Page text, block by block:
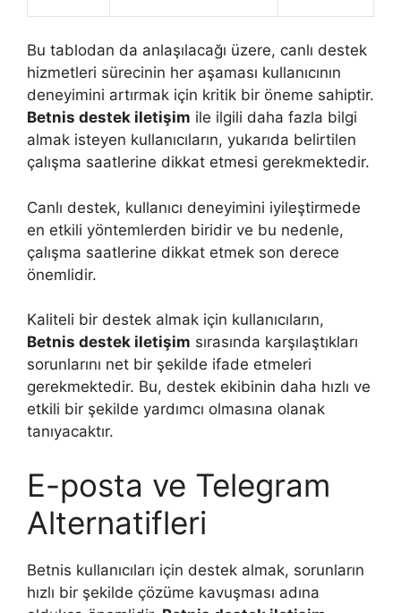
Bu tablodan da anlaşılacağı üzere, canlı destek
hizmetleri sürecinin her aşaması kullanıcının
deneyimini artırmak için kritik bir öneme sahiptir.
Betnis destek iletişim ile ilgili daha fazla bilgi
almak isteyen kullanıcıların, yukarıda belirtilen
çalışma saatlerine dikkat etmesi gerekmektedir.
Canlı destek, kullanıcı deneyimini iyileştirmede
en etkili yöntemlerden biridir ve bu nedenle,
çalışma saatlerine dikkat etmek son derece
önemlidir.
Kaliteli bir destek almak için kullanıcıların,
Betnis destek iletişim sırasında karşılaştıkları
sorunlarını net bir şekilde ifade etmeleri
gerekmektedir. Bu, destek ekibinin daha hızlı ve
etkili bir şekilde yardımcı olmasına olanak
tanıyacaktır.
E-posta ve Telegram
Alternatifleri
Betnis kullanıcıları için destek almak, sorunların
hızlı bir şekilde çözüme kavuşması adına